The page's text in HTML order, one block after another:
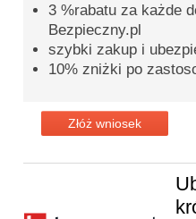
3 %rabatu za każde
Bezpieczny.pl
szybki zakup i
10% zniżki po
Złóż wniosek